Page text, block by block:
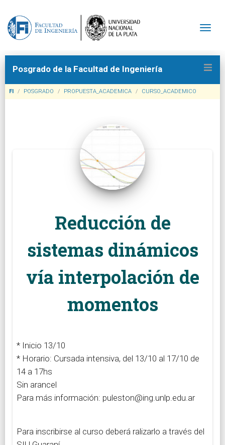
Posgrado de la Facultad de Ingeniería
FI POSGRADO PROPUESTA_ACADEMICA CURSO_ACADEMICO
Reducción de
sistemas dinámicos
vía interpolación de
momentos
* Inicio 13/10
* Horario: Cursada intensiva, del 13/10 al 17/10 de
14 a 17hs
Sin arancel
Para más información: puleston@ing.unlp.edu.ar
Para inscribirse al curso deberá ralizarlo a través del